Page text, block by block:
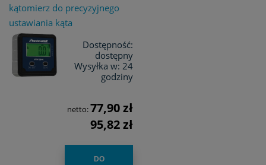
kątomierz do precyzyjnego
ustawiania kąta
Dostępność:
dostępny
Wysyłka w: 24
godziny
netto:77,90 zł
95,82 zł
DO